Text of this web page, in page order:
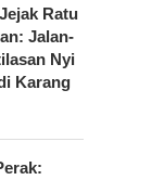
Ratu
Jalan-
Nyi
Karang